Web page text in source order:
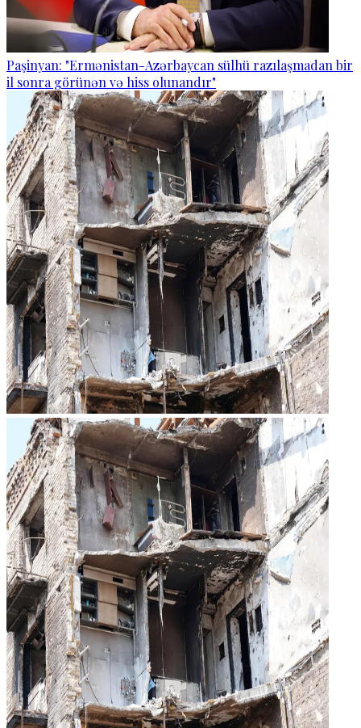
Paşinyan: "Ermənistan-Azərbaycan sülhü razılaşmadan bir
il sonra görünən və hiss olunandır"